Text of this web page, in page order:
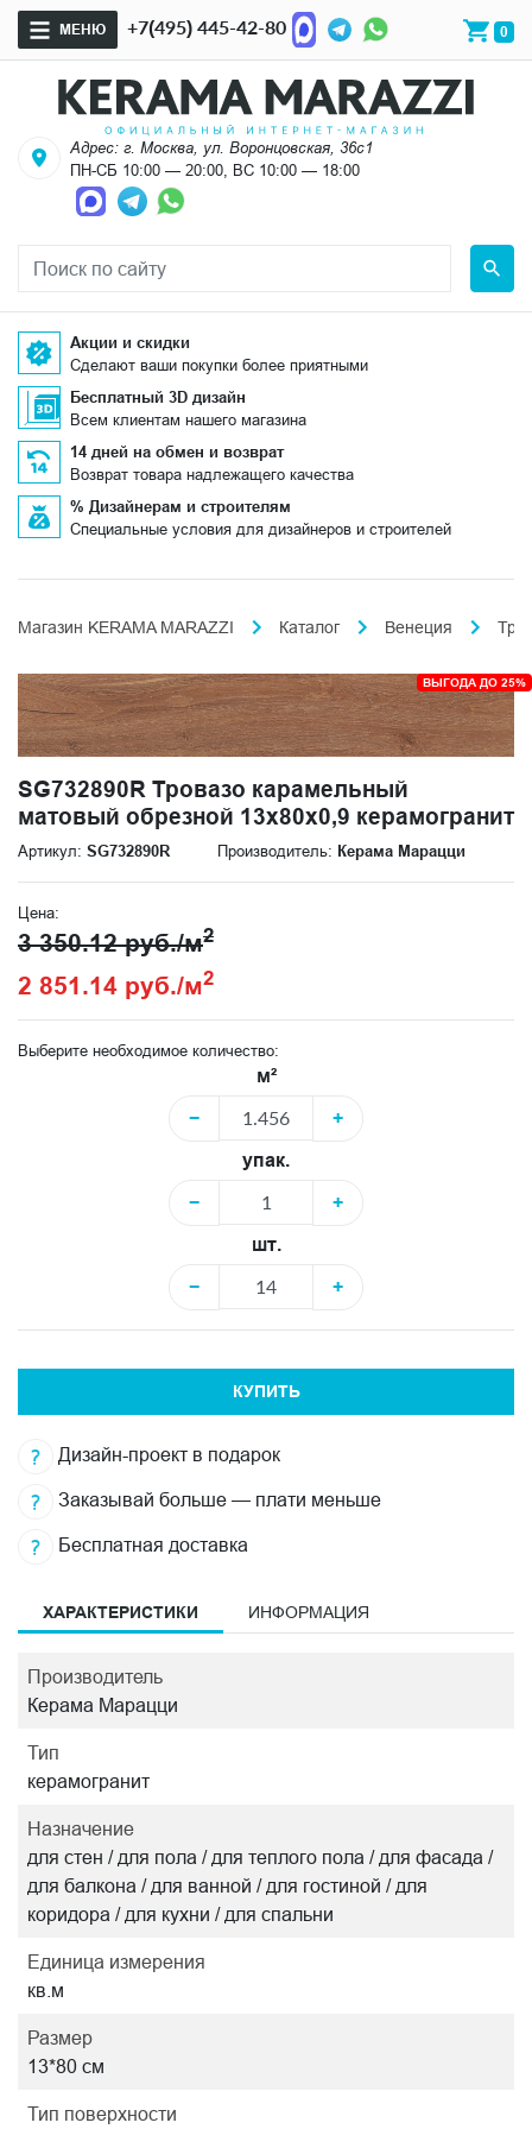
МЕНЮ +7(495) 445-42-80 0
Адрес: г. Москва, ул. Воронцовская, 36с1
ПН-СБ 10:00 — 20:00, ВС 10:00 — 18:00
Акции и скидки
Сделают ваши покупки более приятными
Бесплатный 3D дизайн
Всем клиентам нашего магазина
14 дней на обмен и возврат
Возврат товара надлежащего качества
% Дизайнерам и строителям
Специальные условия для дизайнеров и строителей
Магазин KERAMA MARAZZI Каталог Венеция
ВЫГОДА ДО 25%
SG732890R Тровазо карамельный
матовый обрезной 13x80x0,9 керамогранит
Артикул: SG732890R Производитель: Керама Марацци
Цена:
3 350.12 руб./м2
2 851.14 руб./м2
Выберите необходимое количество:
м²
−
+
упак.
−
+
шт.
−
+
КУПИТЬ
Дизайн-проект в подарок
Заказывай больше — плати меньше
Бесплатная доставка
ХАРАКТЕРИСТИКИ ИНФОРМАЦИЯ
Производитель
Керама Марацци
Тип
керамогранит
Назначение
для стен / для пола / для теплого пола / для фасада /
для балкона / для ванной / для гостиной / для
коридора / для кухни / для спальни
Единица измерения
кв.м
Размер
13*80 см
Тип поверхности